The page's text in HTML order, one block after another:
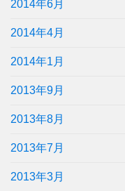
2014年6月
2014年4月
2014年1月
2013年9月
2013年8月
2013年7月
2013年3月